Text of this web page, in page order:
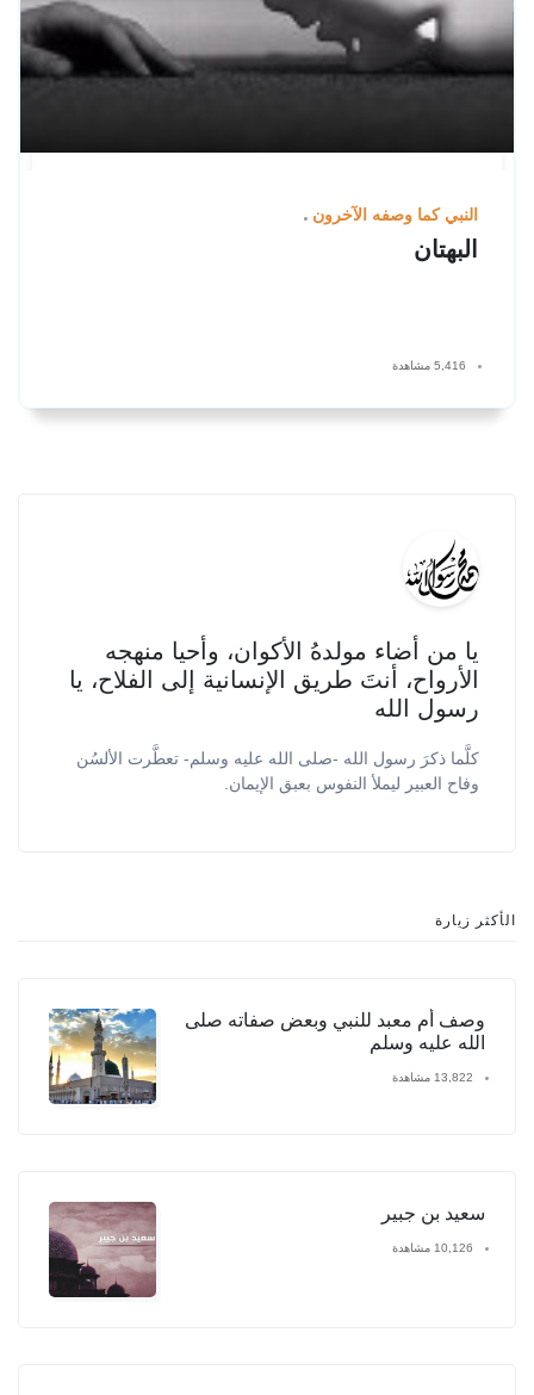
النبي كما وصفه الآخرون
البهتان
5,416 مشاهدة
يا من أضاء مولدهُ الأكوان، وأحيا منهجه
الأرواح، أنتَ طريق الإنسانية إلى الفلاح، يا
رسول الله
كلَّما ذكرَ رسول الله -صلى الله عليه وسلم- تعطَّرت الألسُن
وفاح العبير ليملأ النفوس بعبق الإيمان.
الأكثر زيارة
وصف أم معبد للنبي وبعض صفاته صلى
الله عليه وسلم
13,822 مشاهدة
سعيد بن جبير
10,126 مشاهدة